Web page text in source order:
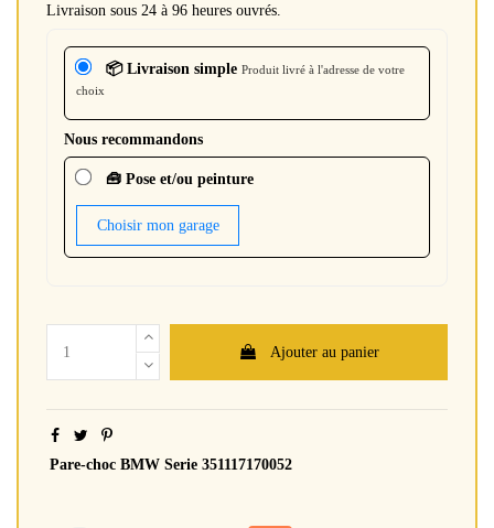
Livraison sous 24 à 96 heures ouvrés.
📦 Livraison simple Produit livré à l'adresse de votre
choix
Nous recommandons
🧰 Pose et/ou peinture
Choisir mon garage
Ajouter au panier
Pare-choc BMW Serie 351117170052